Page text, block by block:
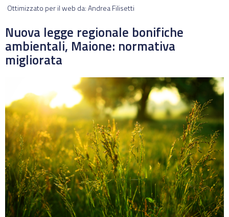
Ottimizzato per il web da: Andrea Filisetti
Nuova legge regionale bonifiche
ambientali, Maione: normativa
migliorata